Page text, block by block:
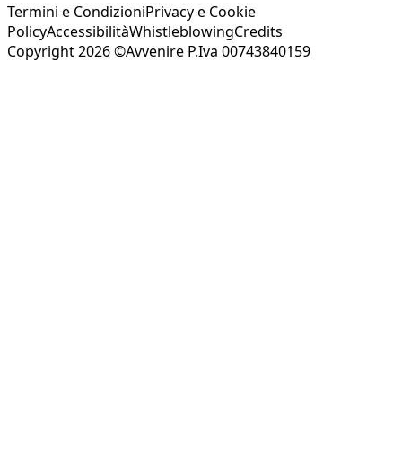
Termini e CondizioniPrivacy e Cookie
PolicyAccessibilitàWhistleblowingCredits
Copyright 2026 ©Avvenire P.Iva 00743840159